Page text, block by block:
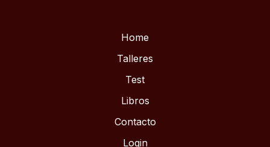
Home
Talleres
Test
Libros
Contacto
Login